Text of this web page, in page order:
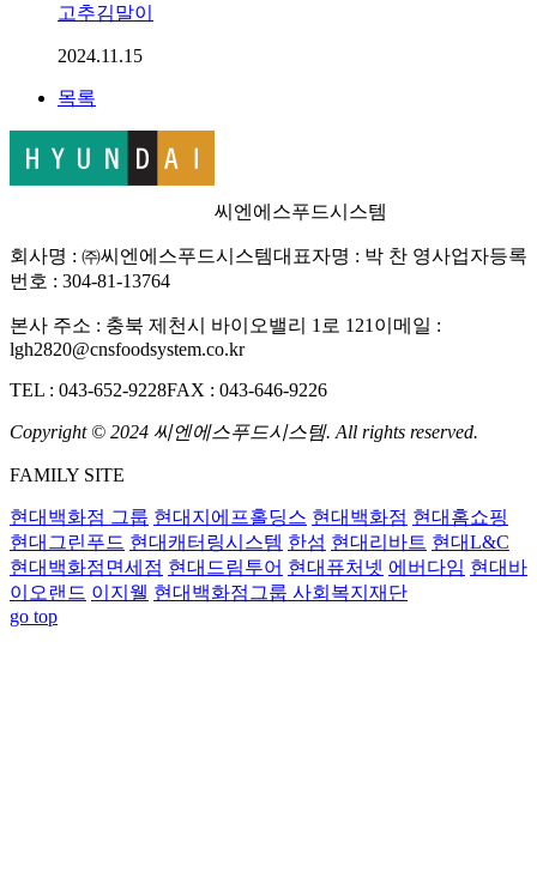
고추김말이
2024.11.15
목록
씨엔에스푸드시스템
회사명 : ㈜씨엔에스푸드시스템대표자명 : 박 찬 영사업자등록
번호 : 304-81-13764
본사 주소 : 충북 제천시 바이오밸리 1로 121 이메일 :
lgh2820@cnsfoodsystem.co.kr
TEL : 043-652-9228FAX : 043-646-9226
Copyright © 2024 씨엔에스푸드시스템. All rights reserved.
FAMILY SITE
현대백화점 그룹 현대지에프홀딩스 현대백화점 현대홈쇼핑
현대그린푸드 현대캐터링시스템 한섬 현대리바트 현대L&C
현대백화점면세점 현대드림투어 현대퓨처넷 에버다임 현대바
이오랜드 이지웰 현대백화점그룹 사회복지재단
go top